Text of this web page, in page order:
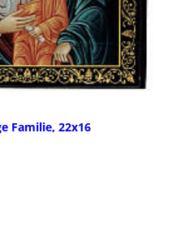
Familie, 22x16